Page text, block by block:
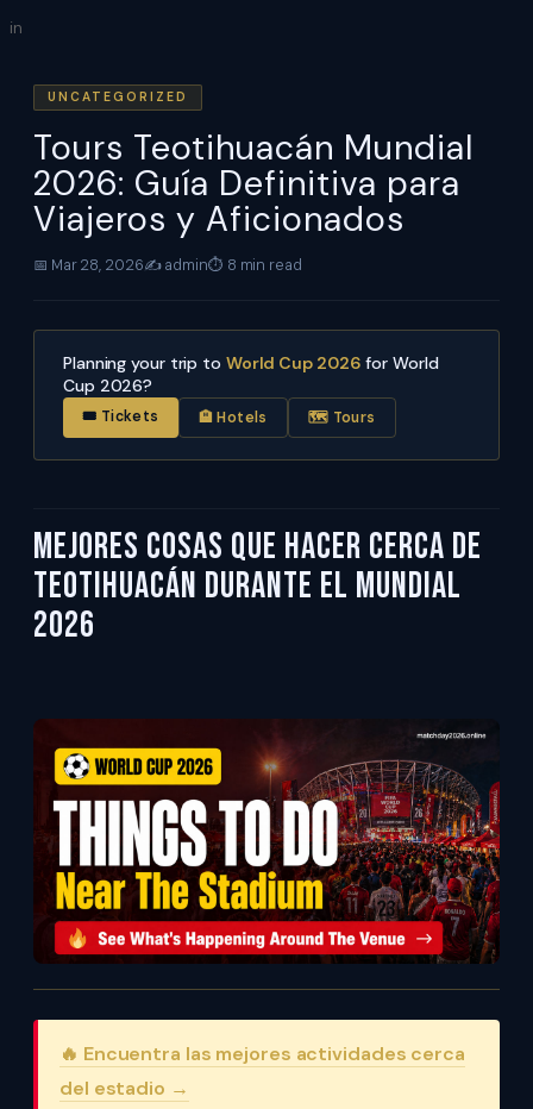
Skip
content
in
UNCATEGORIZED
Tours Teotihuacán Mundial
2026: Guía Definitiva para
Viajeros y Aficionados
📅 Mar 28, 2026✍️ admin⏱ 8 min read
Planning your trip to World Cup 2026 for World
Cup 2026?
🎟 Tickets 🏨 Hotels 🗺 Tours
Mejores cosas que hacer cerca de
Teotihuacán durante el Mundial
2026
🔥 Encuentra las mejores actividades cerca
del estadio →